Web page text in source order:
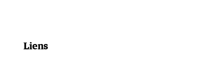
Liens